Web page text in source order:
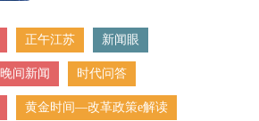
正午江苏 新闻眼
晚间新闻 时代问答
黄金时间—改革政策e解读